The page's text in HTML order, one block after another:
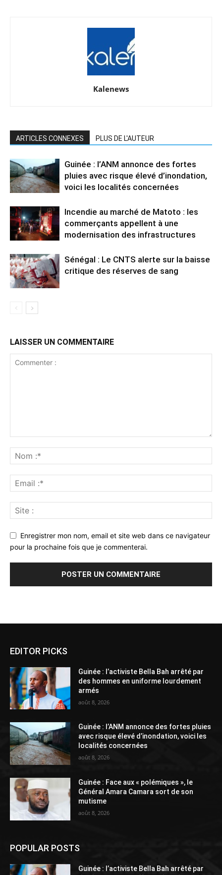
Kalenews
ARTICLES CONNEXES PLUS DE L'AUTEUR
Guinée : l’ANM annonce des fortes
pluies avec risque élevé d’inondation,
voici les localités concernées
Incendie au marché de Matoto : les
commerçants appellent à une
modernisation des infrastructures
Sénégal : Le CNTS alerte sur la baisse
critique des réserves de sang
LAISSER UN COMMENTAIRE
Enregistrer mon nom, email et site web dans ce navigateur
pour la prochaine fois que je commenterai.
EDITOR PICKS
Guinée : l’activiste Bella Bah arrêté par
des hommes en uniforme lourdement
armés
août 8, 2026
Guinée : l’ANM annonce des fortes pluies
avec risque élevé d’inondation, voici les
localités concernées
août 8, 2026
Guinée : Face aux « polémiques », le
Général Amara Camara sort de son
mutisme
août 8, 2026
POPULAR POSTS
Guinée : l’activiste Bella Bah arrêté par